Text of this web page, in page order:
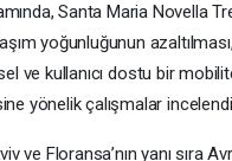
Santa Maria Novella
yoğunluğunun
ve kullanıcı dostu bir
yönelik çalışmalar
ve Floransa’nın yanı sıra